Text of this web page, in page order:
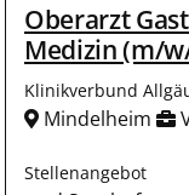
Oberarzt
Medizin (m/
Klinikverbund
Mindelheim
Stellenangebot